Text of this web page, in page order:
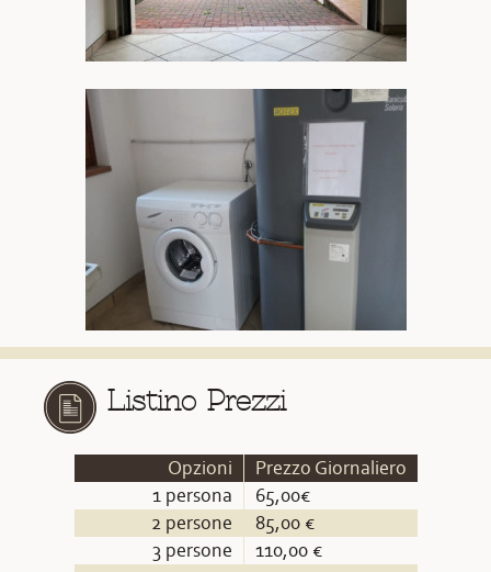
Listino Prezzi
Opzioni
Prezzo Giornaliero
1 persona
65,00€
2 persone
85,00 €
3 persone
110,00 €